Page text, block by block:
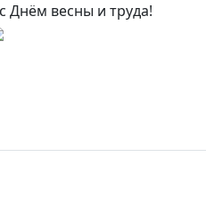
Днём весны и труда!